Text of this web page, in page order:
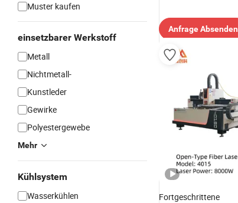
Muster kaufen
einsetzbarer Werkstoff
Metall
Nichtmetall-
Kunstleder
Gewirke
Polyestergewebe
Mehr
Kühlsystem
Wasserkühlen
Anfrage Absenden
Fortgeschrittene